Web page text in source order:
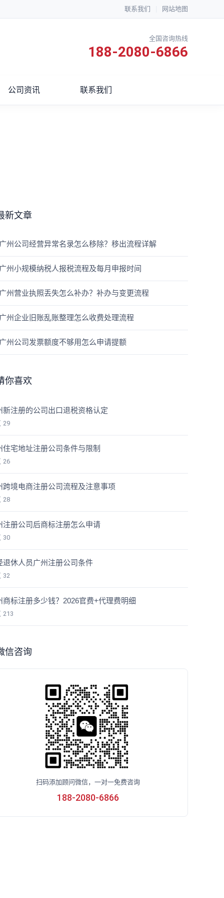
联系我们 网站地图
全国咨询热线
188-2080-6866
公司资讯 联系我们
新文章
州公司经营异常名录怎么移除？移出流程详解
州小规模纳税人报税流程及每月申报时间
州营业执照丢失怎么补办？补办与变更流程
州企业旧账乱账整理怎么收费处理流程
州公司发票额度不够用怎么申请提额
你喜欢
新注册的公司出口退税资格认定
29
住宅地址注册公司条件与限制
26
跨境电商注册公司流程及注意事项
28
注册公司后商标注册怎么申请
30
退休人员广州注册公司条件
32
商标注册多少钱？2026官费+代理费明细
213
信咨询
扫码添加顾问微信，一对一免费咨询
188-2080-6866